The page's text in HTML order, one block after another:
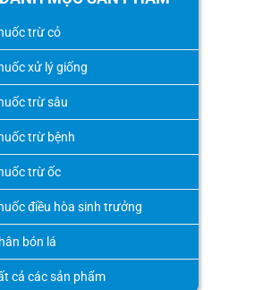
trừ cỏ
xử lý giống
trừ sâu
trừ bệnh
trừ ốc
điều hòa sinh trưởng
bón lá
cả các sản phẩm